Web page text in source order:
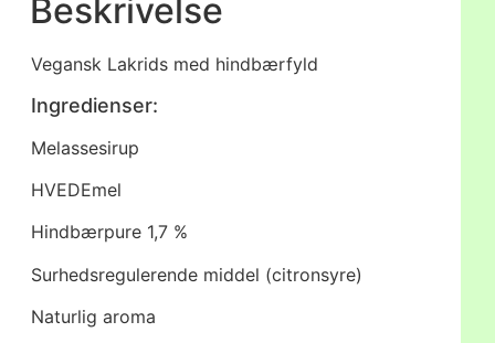
Beskrivelse
Vegansk Lakrids med hindbærfyld
Ingredienser:
Melassesirup
HVEDEmel
Hindbærpure 1,7 %
Surhedsregulerende middel (citronsyre)
Naturlig aroma